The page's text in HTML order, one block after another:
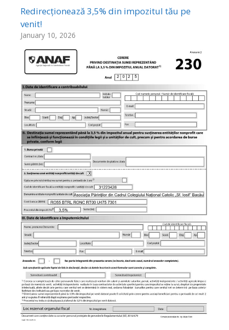
Redirecționează 3,5% din impozitul tău pe
venit!
January 10, 2026